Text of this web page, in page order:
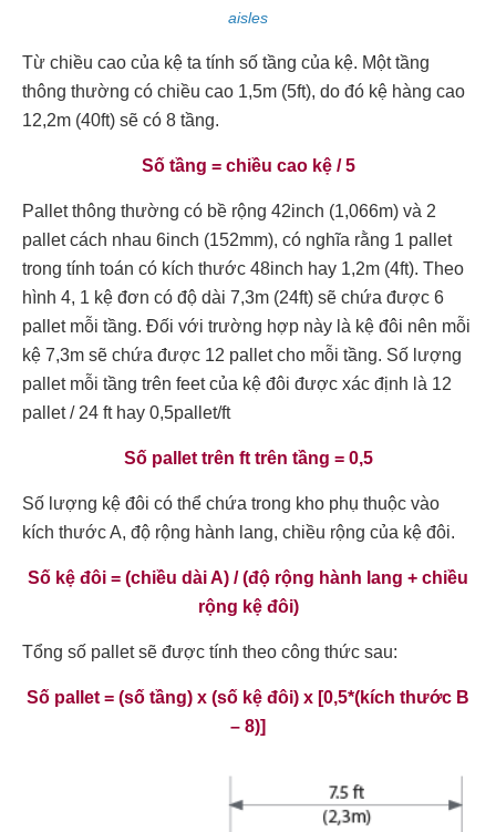
aisles
Từ chiều cao của kệ ta tính số tầng của kệ. Một tầng
thông thường có chiều cao 1,5m (5ft), do đó kệ hàng cao
12,2m (40ft) sẽ có 8 tầng.
Số tầng = chiều cao kệ / 5
Pallet thông thường có bề rộng 42inch (1,066m) và 2
pallet cách nhau 6inch (152mm), có nghĩa rằng 1 pallet
trong tính toán có kích thước 48inch hay 1,2m (4ft). Theo
hình 4, 1 kệ đơn có độ dài 7,3m (24ft) sẽ chứa được 6
pallet mỗi tầng. Đối với trường hợp này là kệ đôi nên mỗi
kệ 7,3m sẽ chứa được 12 pallet cho mỗi tầng. Số lượng
pallet mỗi tầng trên feet của kệ đôi được xác định là 12
pallet / 24 ft hay 0,5pallet/ft
Số pallet trên ft trên tầng = 0,5
Số lượng kệ đôi có thể chứa trong kho phụ thuộc vào
kích thước A, độ rộng hành lang, chiều rộng của kệ đôi.
Số kệ đôi = (chiều dài A) / (độ rộng hành lang + chiều
rộng kệ đôi)
Tổng số pallet sẽ được tính theo công thức sau:
Số pallet = (số tầng) x (số kệ đôi) x [0,5*(kích thước B
– 8)]